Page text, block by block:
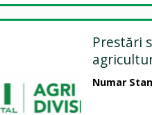
Prestări
Numar